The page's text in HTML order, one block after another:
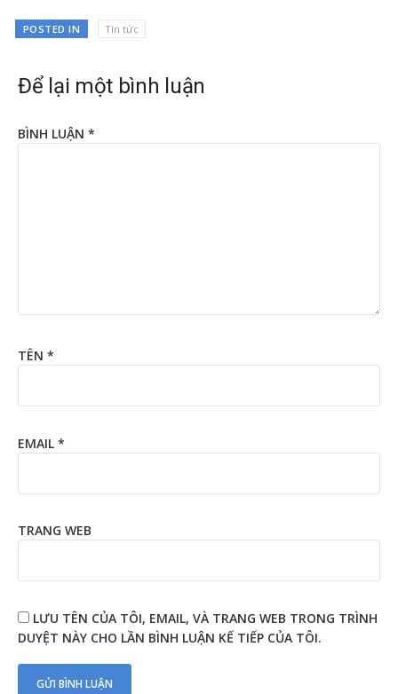
POSTED IN Tin tức
Để lại một bình luận
BÌNH LUẬN *
TÊN *
EMAIL *
TRANG WEB
LƯU TÊN CỦA TÔI, EMAIL, VÀ TRANG WEB TRONG TRÌNH
DUYỆT NÀY CHO LẦN BÌNH LUẬN KẾ TIẾP CỦA TÔI.